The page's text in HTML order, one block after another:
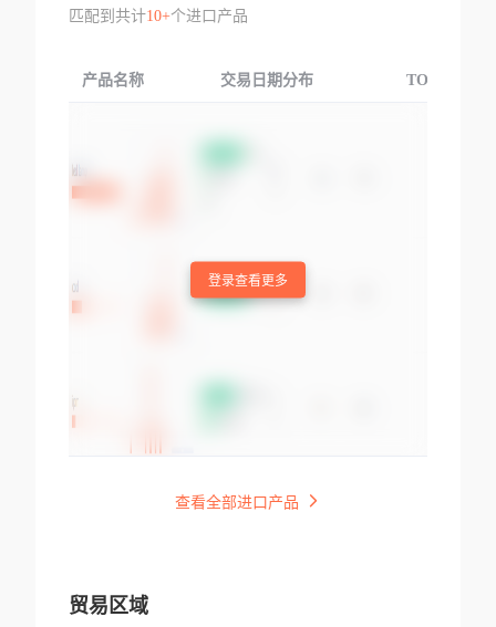
匹配到共计10+个进口产品
产品名称 交易日期分布 TOP3交易国
登录查看更多
查看全部进口产品
贸易区域